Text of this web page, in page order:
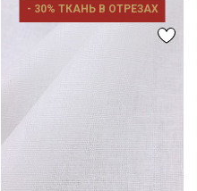
- 30% ТКАНЬ В ОТРЕЗАХ